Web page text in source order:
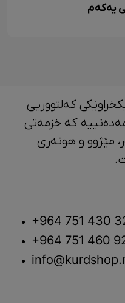
یەکەم
کەلتووریی
کە خزمەتی
زمان، کەلتوور، مێژوو و ‎هونەری
+964 751 430
+964 751 460